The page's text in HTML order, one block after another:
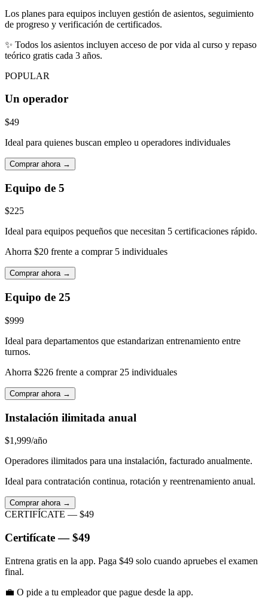
Los planes para equipos incluyen gestión de asientos, seguimiento
de progreso y verificación de certificados.
✨ Todos los asientos incluyen acceso de por vida al curso y repaso
teórico gratis cada 3 años.
POPULAR
Un operador
$49
Ideal para quienes buscan empleo u operadores individuales
Comprar ahora →
Equipo de 5
$225
Ideal para equipos pequeños que necesitan 5 certificaciones rápido.
Ahorra $20 frente a comprar 5 individuales
Comprar ahora →
Equipo de 25
$999
Ideal para departamentos que estandarizan entrenamiento entre
turnos.
Ahorra $226 frente a comprar 25 individuales
Comprar ahora →
Instalación ilimitada anual
$1,999/año
Operadores ilimitados para una instalación, facturado anualmente.
Ideal para contratación continua, rotación y reentrenamiento anual.
Comprar ahora →
CERTIFÍCATE — $49
Certifícate — $49
Entrena gratis en la app. Paga $49 solo cuando apruebes el examen
final.
💼 O pide a tu empleador que pague desde la app.